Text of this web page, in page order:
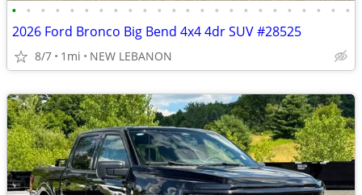
• • • • • • • • • • • • • • • • • • • • • • • •
2026 Ford Bronco Big Bend 4x4 4dr SUV #28525
8/7 1mi NEW LEBANON